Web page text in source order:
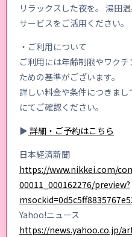
リラックスした夜を。 湯田
サービスをご活用ください。
・ご利用について
ご利用には年齢制限やワク
ための基準がございます。
詳しい料金や条件につきま
にてご確認ください。
▶ 詳細・ご予約はこちら
日本経済新聞
https://www.nikkei.com/
00011_000162276/preview?
Yahoo!ニュース
https://news.yahoo.co.jp/